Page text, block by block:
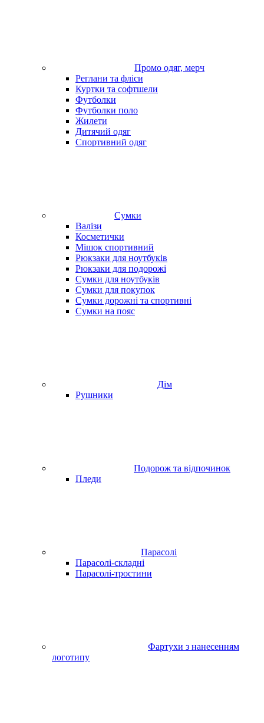
Промо одяг, мерч
Реглани та фліси
Куртки та софтшели
Футболки
Футболки поло
Жилети
Дитячий одяг
Спортивний одяг
Сумки
Валізи
Косметички
Мішок спортивний
Рюкзаки для ноутбуків
Рюкзаки для подорожі
Сумки для ноутбуків
Сумки для покупок
Сумки дорожні та спортивні
Сумки на пояс
Дім
Рушники
Подорож та відпочинок
Пледи
Парасолі
Парасолі-складні
Парасолі-тростини
Фартухи з нанесенням
логотипу